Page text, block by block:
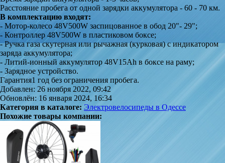
Расстояние пробега от одной зарядки аккумулятора - 60 - 70 км.
В комплектацию входят:
- Мотор-колесо 48V500W заспицованное в обод 20"- 29";
- Контроллер 48V500W в пластиковом боксе;
- Ручка газа скутерная или рычажная (курковая) с индикатором
заряда аккумулятора;
- Литий-ионный аккумулятор 48V15Ah в боксе на раму;
- Зарядное устройство.
Гарантия1 год без ограничения пробега.
Добавлен: 26 ноября 2022, 09:42
Обновлён: 16 января 2024, 16:34
Категория в каталоге: Электровелосипеды в Одессе
Похожие товары компании: